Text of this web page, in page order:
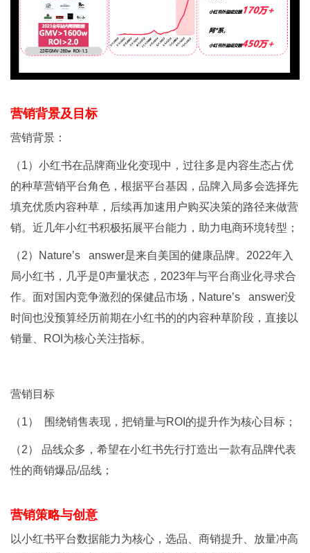
营销背景及目标
营销背景：
（1）小红书在品牌商业化变现中，过往多是内容生态占优
的种草营销平台角色，根据平台基因，品牌入局多会选择先
填充优质内容种草，后续再加速用户购买决策的路径来做营
销。近几年小红书积极拓展平台能力，助力电商环境转型；
（2）Nature’s answer是来自美国的健康品牌。2022年入
局小红书，几乎是0声量状态，2023年与平台商业化寻求合
作。面对国内竞争激烈的保健品市场，Nature’s answer没
时间也没预算经历前期在小红书的的内容种草阶段，直接以
销量、ROI为核心关注指标。
营销目标
（1） 围绕销售表现，把销量与ROI的提升作为核心目标；
（2） 品线众多，希望在小红书先行打造出一款有品牌代表
性的商销爆品/品线；
营销策略与创意
以小红书平台数据能力为核心，选品、商销提升、放量冲高